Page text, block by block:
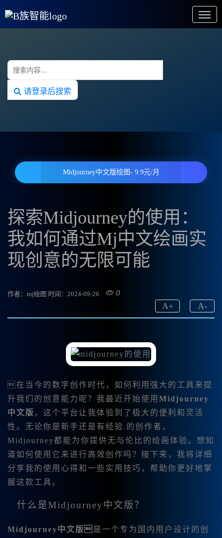
请登录后搜索
Midjourney中文版绘图- 9.9元/月
探索Midjourney的使用：
我如何通过Mj中文绘画实
现创意的无限可能
作者：mj绘图 时间：2024-09-26 0
A-
A+
在当今的数字创作时代，如何利用强大的工具来提
升我们的创意能力呢？我最近开始使用 Midjourney
中文版 ，这个平台让我体验到了极大的便利和灵活
性。无论你是新手还是有经验.的创作者，
Midjourney都能为你提供无与伦比的绘画体验。想知
道如何使用它来进行高效创作吗？接下来，我将详细
分享我的使用心得和一些实用技巧，帮助你更好地掌
握这款工具。
什么是Midjourney中文版？
Midjourney中文版是一个专为国内用户设计的创